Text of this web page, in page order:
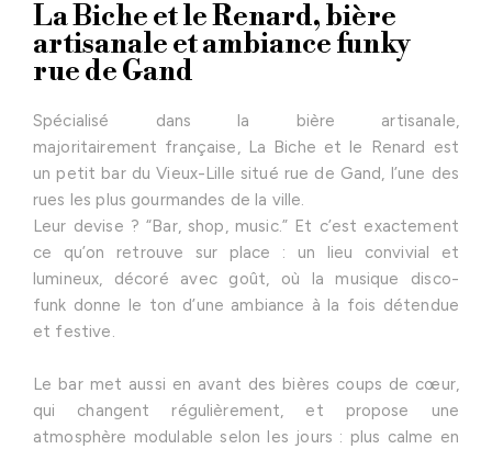
La Biche et le Renard, bière
artisanale et ambiance funky
rue de Gand
Spécialisé dans la bière artisanale,
majoritairement française, La Biche et le Renard est
un petit bar du Vieux-Lille situé rue de Gand, l’une des
rues les plus gourmandes de la ville.
Leur devise ? “Bar, shop, music.” Et c’est exactement
ce qu’on retrouve sur place : un lieu convivial et
lumineux, décoré avec goût, où la musique disco-
funk donne le ton d’une ambiance à la fois détendue
et festive.
Le bar met aussi en avant des bières coups de cœur,
qui changent régulièrement, et propose une
atmosphère modulable selon les jours : plus calme en